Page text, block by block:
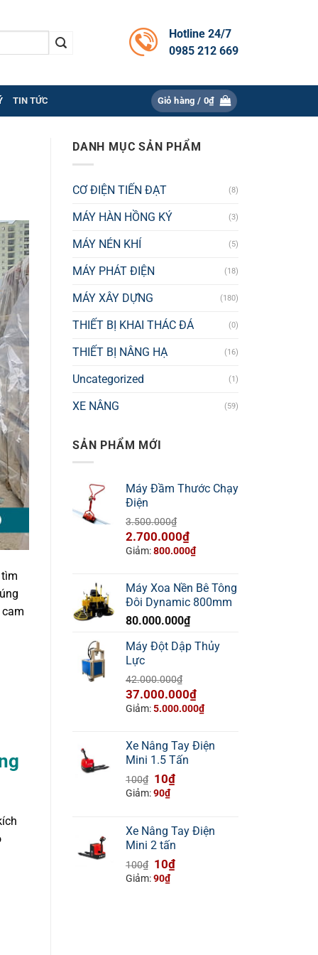
Hotline 24/7
0985 212 669
TIN TỨC Giỏ hàng / 0₫
DANH MỤC SẢN PHẨM
CƠ ĐIỆN TIẾN ĐẠT (8)
MÁY HÀN HỒNG KÝ (3)
MÁY NÉN KHÍ (5)
MÁY PHÁT ĐIỆN (18)
MÁY XÂY DỰNG (180)
THIẾT BỊ KHAI THÁC ĐÁ (0)
THIẾT BỊ NÂNG HẠ (16)
Uncategorized (1)
XE NÂNG (59)
SẢN PHẨM MỚI
Máy Đầm Thước Chạy
Điện
3.500.000₫
Giá
gốc
3.500.000₫.
2.700.000₫Giá
hiện
là:
2.700.000₫.
Giảm:800.000₫
Máy Xoa Nền Bê Tông
Đôi Dynamic 800mm
80.000.000₫
Máy Đột Dập Thủy
Lực
42.000.000₫
Giá
gốc
42.000.000₫.
37.000.000₫Giá
hiện
là:
37.000.000₫.
Giảm:5.000.000₫
Xe Nâng Tay Điện
Mini 1.5 Tấn
100₫ Giá
gốc
10₫Giá
10₫.
Giảm:90₫
Xe Nâng Tay Điện
Mini 2 tấn
100₫ Giá
gốc
10₫Giá
Giảm:90₫